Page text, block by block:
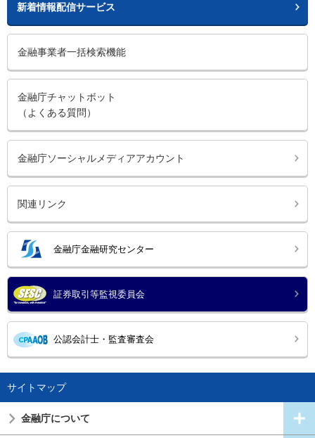
新着情報配信サービス
金融事業者一括検索機能
金融庁チャットボット
（よくある質問）
金融庁ソーシャルメディアアカウント
関連リンク
金融庁金融研究センター
証券取引等監視委員会
公認会計士・監査審査会
サイトマップ
金融庁について